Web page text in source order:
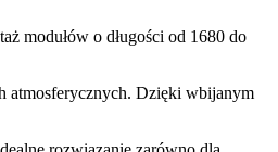
modułów o długości od 1680 do
atmosferycznych. Dzięki wbijanym